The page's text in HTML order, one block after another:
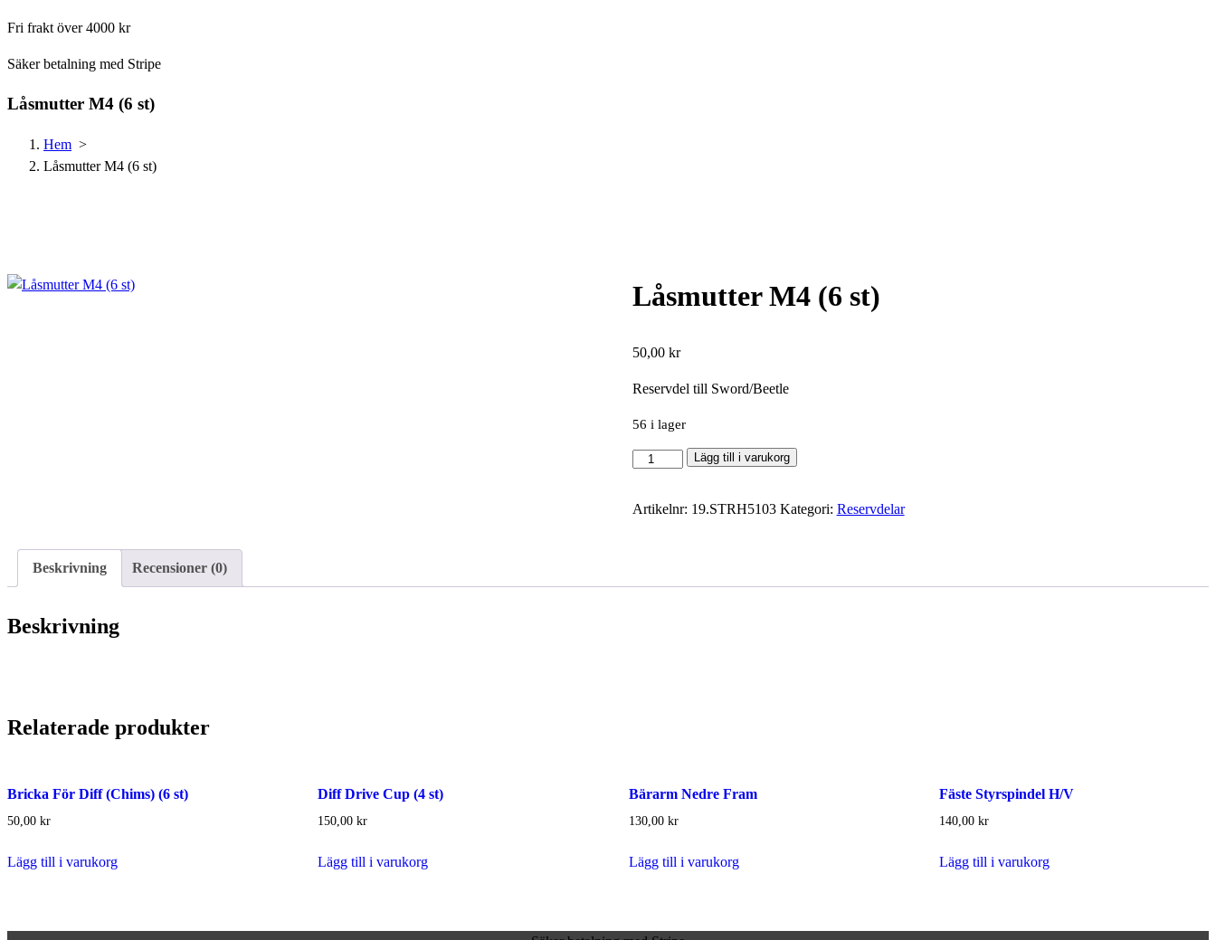
Fri frakt över 4000 kr
Säker betalning med Stripe
Låsmutter M4 (6 st)
Hem >
Låsmutter M4 (6 st)
Låsmutter M4 (6 st)
50,00 kr
Reservdel till Sword/Beetle
56 i lager
Låsmutter
(6
Lägg till i varukorg
Artikelnr: 19.STRH5103 Kategori: Reservdelar
Beskrivning Recensioner (0)
Beskrivning
Relaterade produkter
Bricka För Diff (Chims) (6 st)
50,00 kr
Lägg till i varukorg
Diff Drive Cup (4 st)
150,00kr
Lägg till i varukorg
Bärarm Nedre Fram
130,00 kr
Lägg till i varukorg
Fäste Styrspindel H/V
140,00 kr
Lägg till i varukorg